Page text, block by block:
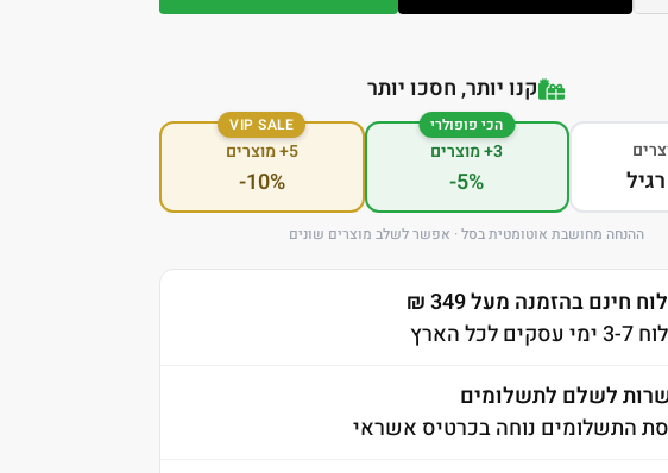
קנו יותר, חסכו יותר
הכי פופולרי
3+ מוצרים
-5%
VIP SALE
5+ מוצרים
-10%
ההנחה מחושבת אוטומטית בסל · אפשר לשלב מוצרים שונים
חינם בהזמנה מעל 349 ₪
לכל הארץ
לשלם לתשלומים
התשלומים נוחה בכרטיס אשראי